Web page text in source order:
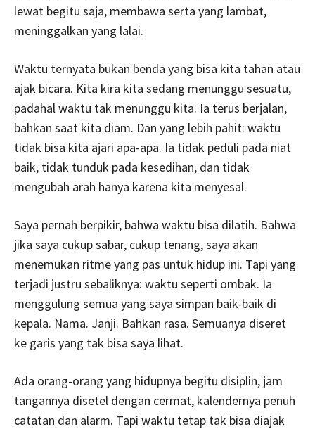
lewat begitu saja, membawa serta yang lambat,
meninggalkan yang lalai.
Waktu ternyata bukan benda yang bisa kita tahan atau
ajak bicara. Kita kira kita sedang menunggu sesuatu,
padahal waktu tak menunggu kita. Ia terus berjalan,
bahkan saat kita diam. Dan yang lebih pahit: waktu
tidak bisa kita ajari apa-apa. Ia tidak peduli pada niat
baik, tidak tunduk pada kesedihan, dan tidak
mengubah arah hanya karena kita menyesal.
Saya pernah berpikir, bahwa waktu bisa dilatih. Bahwa
jika saya cukup sabar, cukup tenang, saya akan
menemukan ritme yang pas untuk hidup ini. Tapi yang
terjadi justru sebaliknya: waktu seperti ombak. Ia
menggulung semua yang saya simpan baik-baik di
kepala. Nama. Janji. Bahkan rasa. Semuanya diseret
ke garis yang tak bisa saya lihat.
Ada orang-orang yang hidupnya begitu disiplin, jam
tangannya disetel dengan cermat, kalendernya penuh
catatan dan alarm. Tapi waktu tetap tak bisa diajak